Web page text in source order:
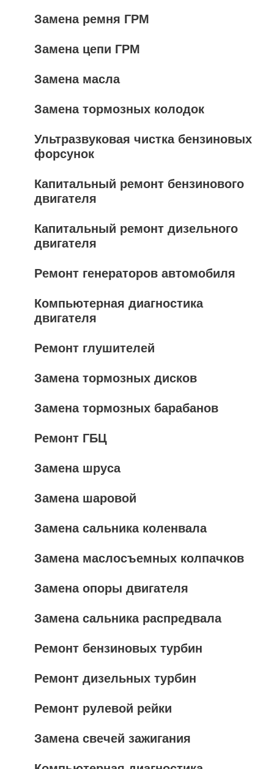
Замена ремня ГРМ
Замена цепи ГРМ
Замена масла
Замена тормозных колодок
Ультразвуковая чистка бензиновых
форсунок
Капитальный ремонт бензинового
двигателя
Капитальный ремонт дизельного
двигателя
Ремонт генераторов автомобиля
Компьютерная диагностика
двигателя
Ремонт глушителей
Замена тормозных дисков
Замена тормозных барабанов
Ремонт ГБЦ
Замена шруса
Замена шаровой
Замена сальника коленвала
Замена маслосъемных колпачков
Замена опоры двигателя
Замена сальника распредвала
Ремонт бензиновых турбин
Ремонт дизельных турбин
Ремонт рулевой рейки
Замена свечей зажигания